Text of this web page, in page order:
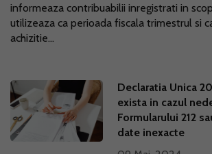
informeaza contribuabilii inregistrati in
utilizeaza ca perioada fiscala trimestrul si
achizitie...
Declaratia Unica
exista in cazul
Formularului 212
date inexacte